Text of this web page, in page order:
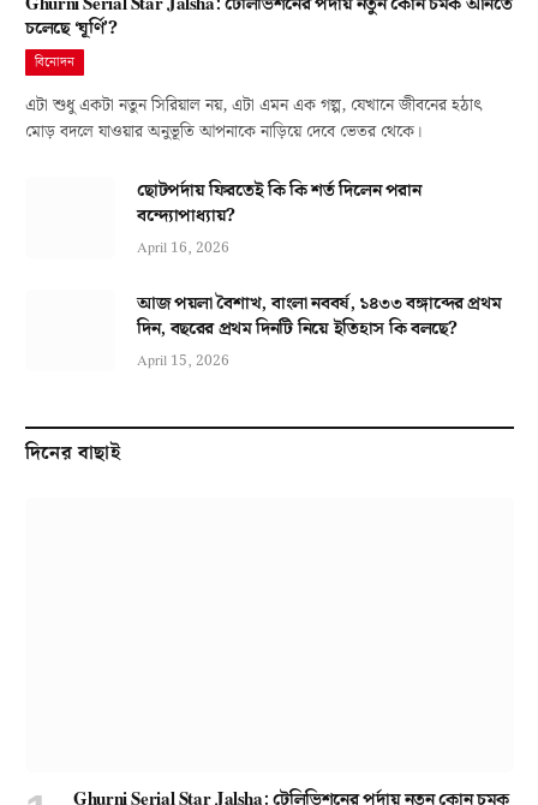
চলেছে ‘ঘূর্ণি’?
বিনোদন
এটা শুধু একটা নতুন সিরিয়াল নয়, এটা এমন এক গল্প, যেখানে জীবনের হঠাৎ
মোড় বদলে যাওয়ার অনুভূতি আপনাকে নাড়িয়ে দেবে ভেতর থেকে।
ছোটপর্দায় ফিরতেই কি কি শর্ত দিলেন পরান
বন্দ্যোপাধ্যায়?
April 16, 2026
আজ পয়লা বৈশাখ, বাংলা নববর্ষ, ১৪৩৩ বঙ্গাব্দের প্রথম
দিন, বছরের প্রথম দিনটি নিয়ে ইতিহাস কি বলছে?
April 15, 2026
দিনের বাছাই